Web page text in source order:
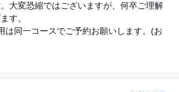
大変恐縮ではございますが、何卒ご理解
す。
は同一コースでご予約お願いします。(お